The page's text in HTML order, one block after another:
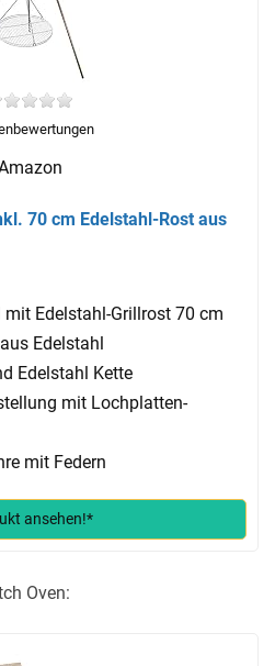
70 cm Edelstahl-Rost aus
Edelstahl-Grillrost 70 cm
Edelstahl
Edelstahl Kette
mit Lochplatten-
mit Federn
ansehen!*
Oven: